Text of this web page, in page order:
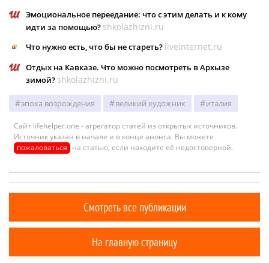
Эмоциональное переедание: что с этим делать и к кому
идти за помощью? shkolazhizni.ru
Что нужно есть, что бы не стареть? liveinternet.ru
Отдых на Кавказе. Что можно посмотреть в Архызе
зимой? shkolazhizni.ru
эпоха возрождения великий художник италия
Сайт lifehelper.one - агрегатор статей из открытых источников.
Источник указан в начале и в конце анонса. Вы можете
пожаловаться на статью, если находите её недостоверной.
Смотреть все публикации
На главную страницу